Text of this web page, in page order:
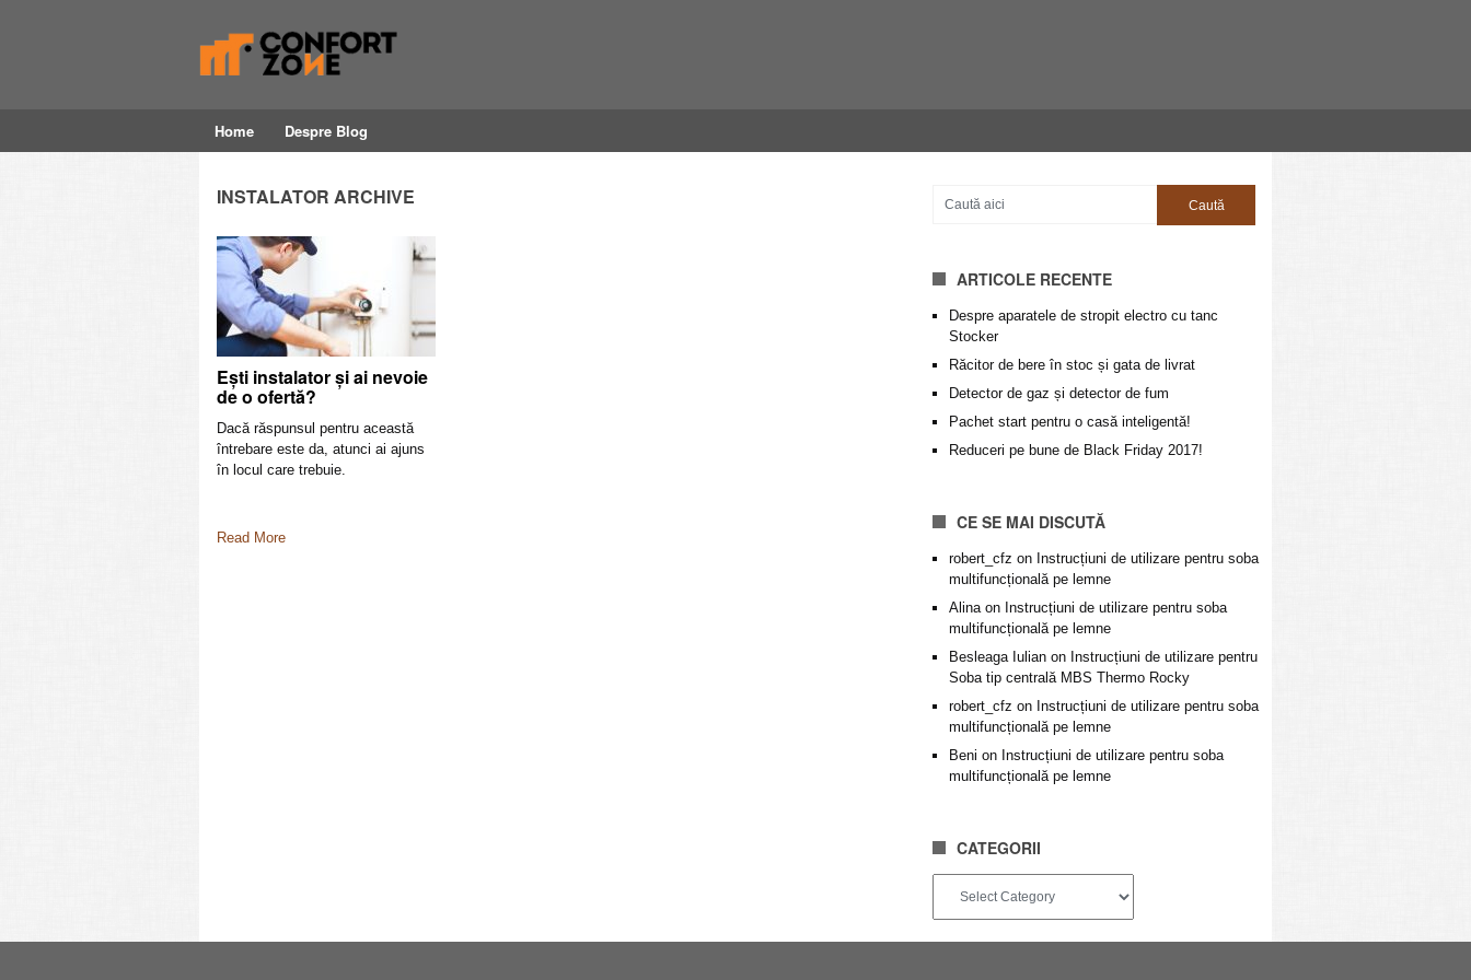
Home Despre Blog
INSTALATOR ARCHIVE
Ești instalator și ai nevoie
de o ofertă?
Dacă răspunsul pentru această
întrebare este da, atunci ai ajuns
în locul care trebuie.
Read More
ARTICOLE RECENTE
Despre aparatele de stropit electro cu tanc
Stocker
Răcitor de bere în stoc și gata de livrat
Detector de gaz și detector de fum
Pachet start pentru o casă inteligentă!
Reduceri pe bune de Black Friday 2017!
CE SE MAI DISCUTĂ
robert_cfz on Instrucțiuni de utilizare pentru soba
multifuncțională pe lemne
Alinaon Instrucțiuni de utilizare pentru soba
multifuncțională pe lemne
Besleaga Iulian on Instrucțiuni de utilizare pentru
Soba tip centrală MBS Thermo Rocky
robert_cfz on Instrucțiuni de utilizare pentru soba
multifuncțională pe lemne
Beni on Instrucțiuni de utilizare pentru soba
multifuncțională pe lemne
CATEGORII